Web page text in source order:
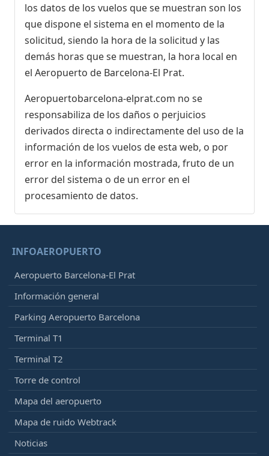
los datos de los vuelos que se muestran son los
que dispone el sistema en el momento de la
solicitud, siendo la hora de la solicitud y las
demás horas que se muestran, la hora local en
el Aeropuerto de Barcelona-El Prat.
Aeropuertobarcelona-elprat.com no se
responsabiliza de los daños o perjuicios
derivados directa o indirectamente del uso de la
información de los vuelos de esta web, o por
error en la información mostrada, fruto de un
error del sistema o de un error en el
procesamiento de datos.
INFOAEROPUERTO
Aeropuerto Barcelona-El Prat
Información general
Parking Aeropuerto Barcelona
Terminal T1
Terminal T2
Torre de control
Mapa del aeropuerto
Mapa de ruido Webtrack
Noticias